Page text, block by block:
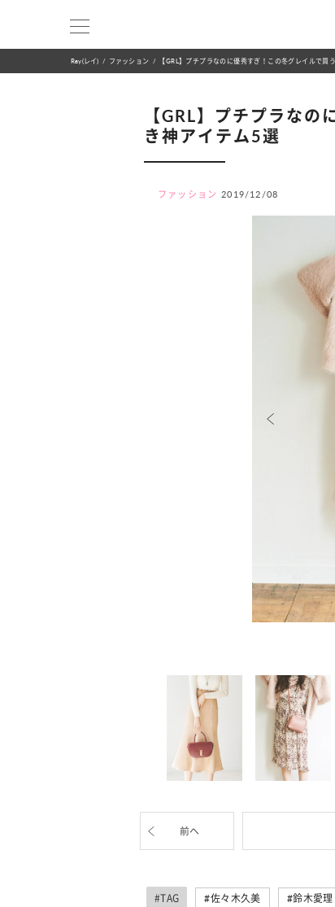
Ray(レイ) ファッション 【GRL】プチプラなのに優秀すぎ！この冬グレイルで買
【GRL】プチプラな
き神アイテム5選
ファッション 2019/12/08
前へ
#TAG 佐々木久美 鈴木愛理